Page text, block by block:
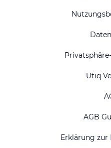
Utiq
AGB
Erklärung